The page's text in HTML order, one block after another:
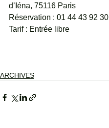
d’Iéna, 75116 Paris
Réservation : 01 44 43 92 30
Tarif : Entrée libre
ARCHIVES